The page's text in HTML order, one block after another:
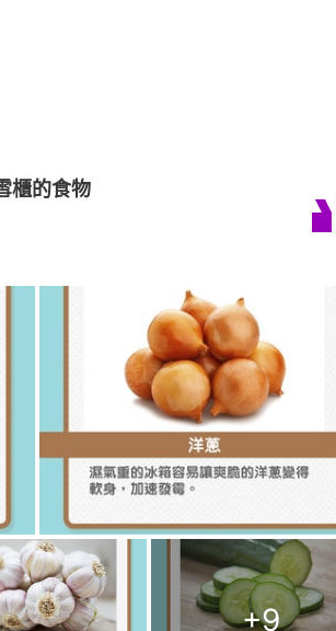
櫃的食物
+9